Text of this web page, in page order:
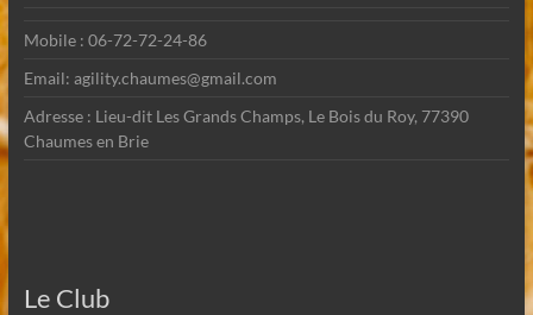
Mobile : 06-72-72-24-86
Email: agility.chaumes@gmail.com
Adresse : Lieu-dit Les Grands Champs, Le Bois du Roy, 77390
Chaumes en Brie
Le Club